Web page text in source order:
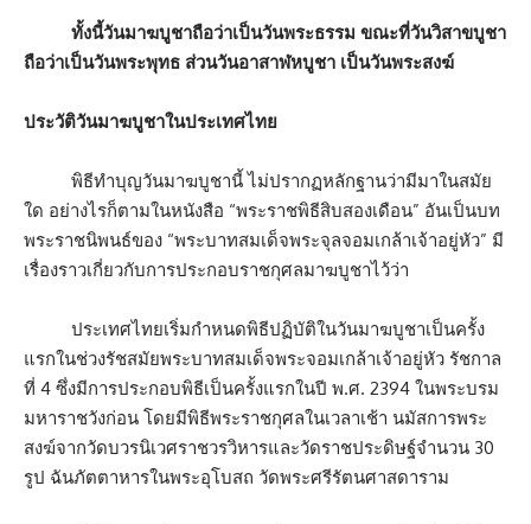
ทั้งนี้วันมาฆบูชาถือว่าเป็นวันพระธรรม ขณะที่วันวิสาขบูชา
ถือว่าเป็นวันพระพุทธ ส่วนวันอาสาฬหบูชา เป็นวันพระสงฆ์
ประวัติวันมาฆบูชาในประเทศไทย
พิธีทำบุญวันมาฆบูชานี้ ไม่ปรากฏหลักฐานว่ามีมาในสมัย
ใด อย่างไรก็ตามในหนังสือ “พระราชพิธีสิบสองเดือน” อันเป็นบท
พระราชนิพนธ์ของ “พระบาทสมเด็จพระจุลจอมเกล้าเจ้าอยู่หัว” มี
เรื่องราวเกี่ยวกับการประกอบราชกุศลมาฆบูชาไว้ว่า
ประเทศไทยเริ่มกำหนดพิธีปฏิบัติในวันมาฆบูชาเป็นครั้ง
แรกในช่วงรัชสมัยพระบาทสมเด็จพระจอมเกล้าเจ้าอยู่หัว รัชกาล
ที่ 4 ซึ่งมีการประกอบพิธีเป็นครั้งแรกในปี พ.ศ. 2394 ในพระบรม
มหาราชวังก่อน โดยมีพิธีพระราชกุศลในเวลาเช้า นมัสการพระ
สงฆ์จากวัดบวรนิเวศราชวรวิหารและวัดราชประดิษฐ์จำนวน 30
รูป ฉันภัตตาหารในพระอุโบสถ วัดพระศรีรัตนศาสดาราม